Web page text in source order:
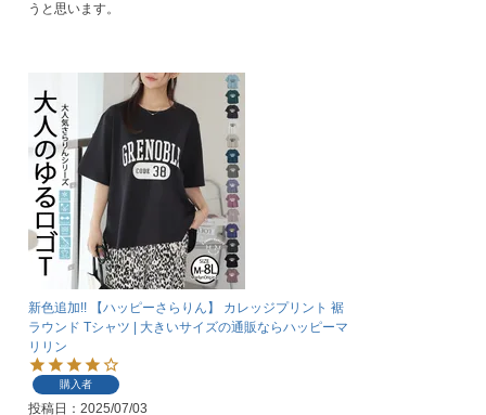
うと思います。
新色追加!! 【ハッピーさらりん】 カレッジプリント 裾
ラウンド Tシャツ | 大きいサイズの通販ならハッピーマ
リリン
購入者
投稿日 2025/07/03